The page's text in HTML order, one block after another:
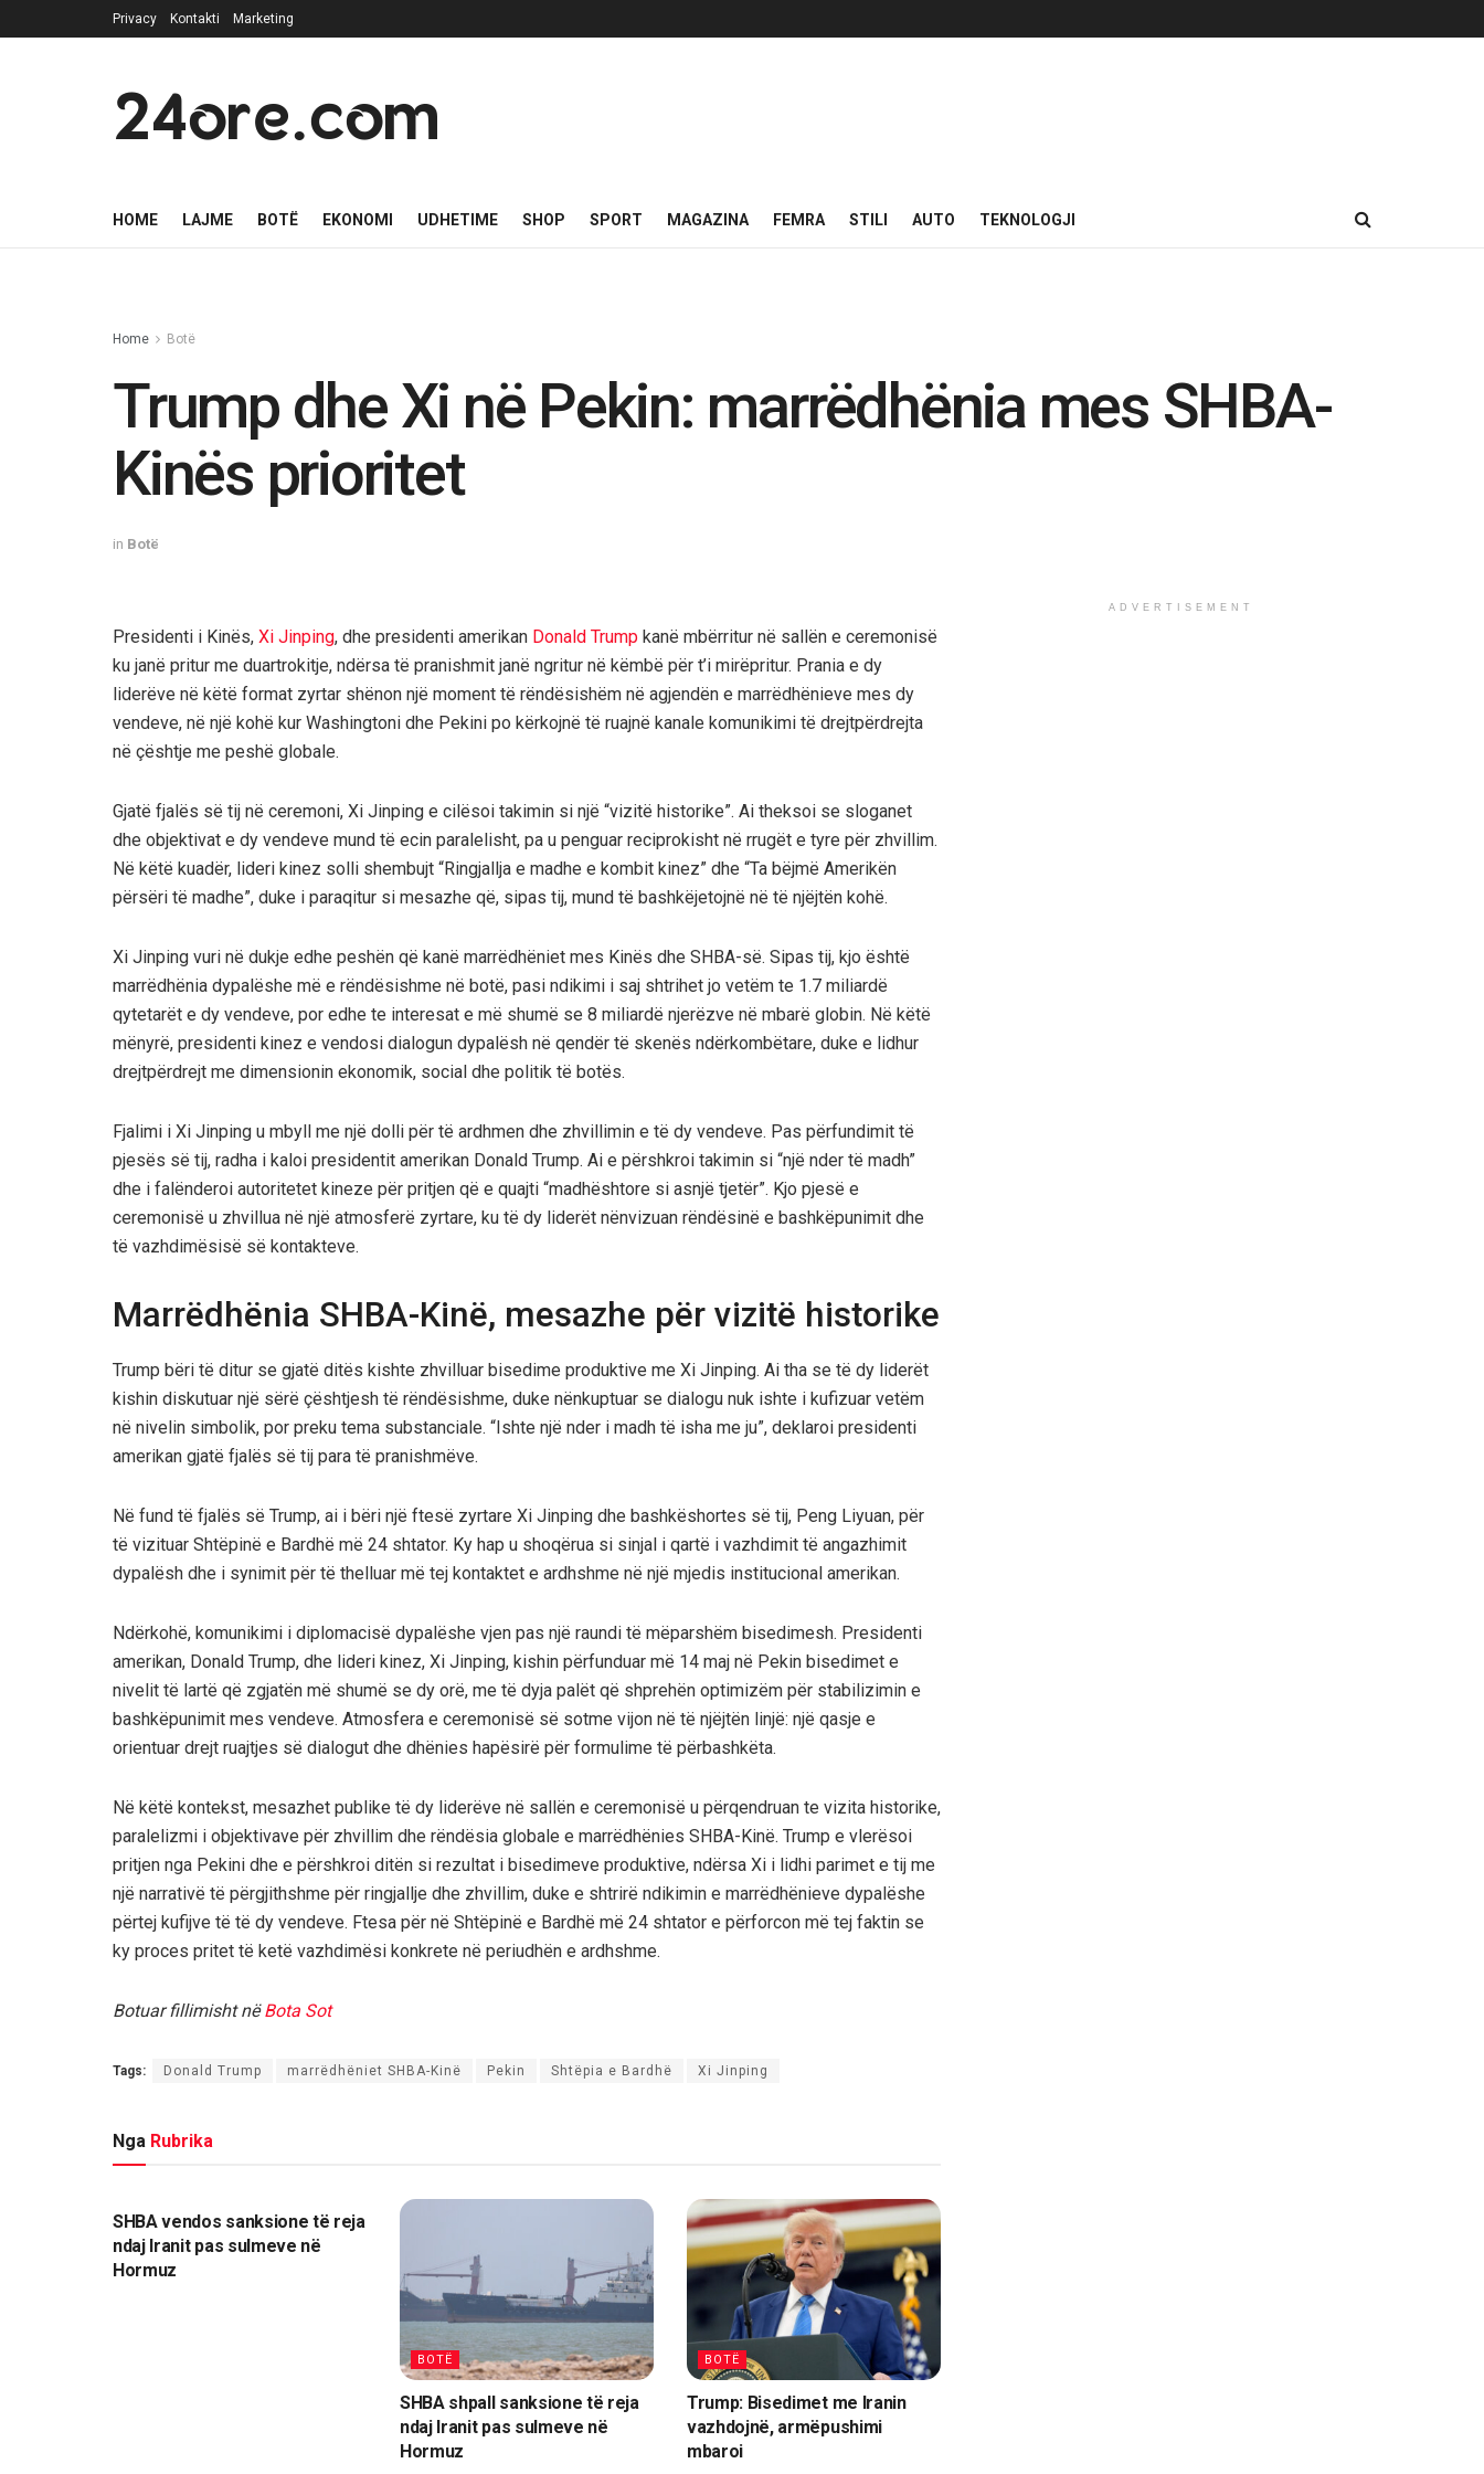
Privacy Kontakti Marketing
24ore.com
HOME LAJME BOTË EKONOMI UDHETIME SHOP SPORT MAGAZINA FEMRA STILI AUTO TEKNOLOGJI
Home Botë
Trump dhe Xi në Pekin: marrëdhënia mes SHBA-
Kinës prioritet
in Botë
Presidenti i Kinës, Xi Jinping, dhe presidenti amerikan Donald Trump kanë mbërritur në sallën e ceremonisë
ku janë pritur me duartrokitje, ndërsa të pranishmit janë ngritur në këmbë për t’i mirëpritur. Prania e dy
liderëve në këtë format zyrtar shënon një moment të rëndësishëm në agjendën e marrëdhënieve mes dy
vendeve, në një kohë kur Washingtoni dhe Pekini po kërkojnë të ruajnë kanale komunikimi të drejtpërdrejta
në çështje me peshë globale.
Gjatë fjalës së tij në ceremoni, Xi Jinping e cilësoi takimin si një “vizitë historike”. Ai theksoi se sloganet
dhe objektivat e dy vendeve mund të ecin paralelisht, pa u penguar reciprokisht në rrugët e tyre për zhvillim.
Në këtë kuadër, lideri kinez solli shembujt “Ringjallja e madhe e kombit kinez” dhe “Ta bëjmë Amerikën
përsëri të madhe”, duke i paraqitur si mesazhe që, sipas tij, mund të bashkëjetojnë në të njëjtën kohë.
Xi Jinping vuri në dukje edhe peshën që kanë marrëdhëniet mes Kinës dhe SHBA-së. Sipas tij, kjo është
marrëdhënia dypalëshe më e rëndësishme në botë, pasi ndikimi i saj shtrihet jo vetëm te 1.7 miliardë
qytetarët e dy vendeve, por edhe te interesat e më shumë se 8 miliardë njerëzve në mbarë globin. Në këtë
mënyrë, presidenti kinez e vendosi dialogun dypalësh në qendër të skenës ndërkombëtare, duke e lidhur
drejtpërdrejt me dimensionin ekonomik, social dhe politik të botës.
Fjalimi i Xi Jinping u mbyll me një dolli për të ardhmen dhe zhvillimin e të dy vendeve. Pas përfundimit të
pjesës së tij, radha i kaloi presidentit amerikan Donald Trump. Ai e përshkroi takimin si “një nder të madh”
dhe i falënderoi autoritetet kineze për pritjen që e quajti “madhështore si asnjë tjetër”. Kjo pjesë e
ceremonisë u zhvillua në një atmosferë zyrtare, ku të dy liderët nënvizuan rëndësinë e bashkëpunimit dhe
të vazhdimësisë së kontakteve.
Marrëdhënia SHBA-Kinë, mesazhe për vizitë historike
Trump bëri të ditur se gjatë ditës kishte zhvilluar bisedime produktive me Xi Jinping. Ai tha se të dy liderët
kishin diskutuar një sërë çështjesh të rëndësishme, duke nënkuptuar se dialogu nuk ishte i kufizuar vetëm
në nivelin simbolik, por preku tema substanciale. “Ishte një nder i madh të isha me ju”, deklaroi presidenti
amerikan gjatë fjalës së tij para të pranishmëve.
Në fund të fjalës së Trump, ai i bëri një ftesë zyrtare Xi Jinping dhe bashkëshortes së tij, Peng Liyuan, për
të vizituar Shtëpinë e Bardhë më 24 shtator. Ky hap u shoqërua si sinjal i qartë i vazhdimit të angazhimit
dypalësh dhe i synimit për të thelluar më tej kontaktet e ardhshme në një mjedis institucional amerikan.
Ndërkohë, komunikimi i diplomacisë dypalëshe vjen pas një raundi të mëparshëm bisedimesh. Presidenti
amerikan, Donald Trump, dhe lideri kinez, Xi Jinping, kishin përfunduar më 14 maj në Pekin bisedimet e
nivelit të lartë që zgjatën më shumë se dy orë, me të dyja palët që shprehën optimizëm për stabilizimin e
bashkëpunimit mes vendeve. Atmosfera e ceremonisë së sotme vijon në të njëjtën linjë: një qasje e
orientuar drejt ruajtjes së dialogut dhe dhënies hapësirë për formulime të përbashkëta.
Në këtë kontekst, mesazhet publike të dy liderëve në sallën e ceremonisë u përqendruan te vizita historike,
paralelizmi i objektivave për zhvillim dhe rëndësia globale e marrëdhënies SHBA-Kinë. Trump e vlerësoi
pritjen nga Pekini dhe e përshkroi ditën si rezultat i bisedimeve produktive, ndërsa Xi i lidhi parimet e tij me
një narrativë të përgjithshme për ringjallje dhe zhvillim, duke e shtrirë ndikimin e marrëdhënieve dypalëshe
përtej kufijve të të dy vendeve. Ftesa për në Shtëpinë e Bardhë më 24 shtator e përforcon më tej faktin se
ky proces pritet të ketë vazhdimësi konkrete në periudhën e ardhshme.
Botuar fillimisht nëBota Sot
Tags: Donald Trump marrëdhëniet SHBA-Kinë Pekin Shtëpia e Bardhë Xi Jinping
Nga Rubrika
SHBA vendos sanksione të reja
ndaj Iranit pas sulmeve në
Hormuz
BOTË
SHBA shpall sanksione të reja
ndaj Iranit pas sulmeve në
Hormuz
BOTË
Trump: Bisedimet me Iranin
vazhdojnë, armëpushimi
mbaroi
ADVERTISEMENT